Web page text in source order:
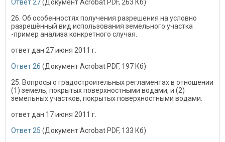
Ответ 27(Документ Acrobat PDF, 263 Кб)
26. Об особенностях получения разрешения на условно
разрешённый вид использования земельного участка
-пример анализа конкретного случая.
ответ дан 27 июня 2011 г.
Ответ 26 (Документ Acrobat PDF, 197 Кб)
25. Вопросы о градостроительных регламентах в отношении
(1) земель, покрытых поверхностными водами, и (2)
земельных участков, покрытых поверхностными водами.
ответ дан 17 июня 2011 г.
Ответ 25 (Документ Acrobat PDF, 133 Кб)